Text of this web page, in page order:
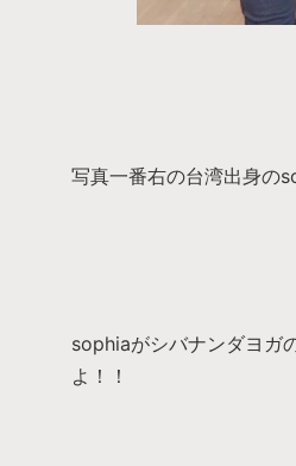
写真一番右の台湾出身の
sophiaがシバナンダヨガ
よ！！